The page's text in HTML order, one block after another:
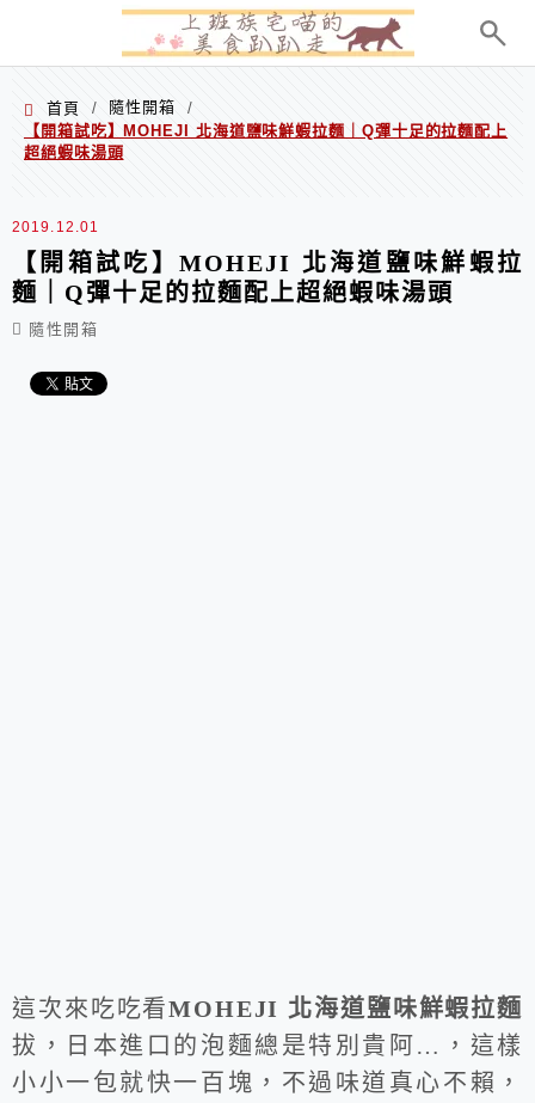
首頁 / 隨性開箱
/
【開箱試吃】MOHEJI 北海道鹽味鮮蝦拉麵｜Q彈十足的拉麵配上
超絕蝦味湯頭
2019.12.01
【開箱試吃】MOHEJI 北海道鹽味鮮蝦拉
麵｜Q彈十足的拉麵配上超絕蝦味湯頭
隨性開箱
這次來吃吃看MOHEJI 北海道鹽味鮮蝦拉麵
拔，日本進口的泡麵總是特別貴阿…，這樣
小小一包就快一百塊，不過味道真心不賴，